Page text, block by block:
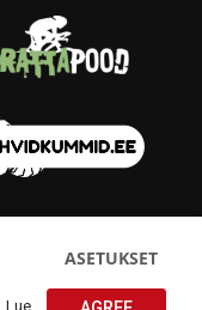
ASETUKSET